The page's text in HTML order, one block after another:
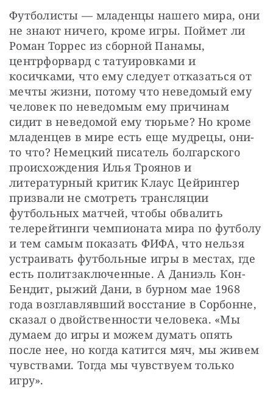
Футболисты — младенцы нашего мира, они
не знают ничего, кроме игры. Поймет ли
Роман Торрес из сборной Панамы,
центрфорвард с татуировками и
косичками, что ему следует отказаться от
мечты жизни, потому что неведомый ему
человек по неведомым ему причинам
сидит в неведомой ему тюрьме? Но кроме
младенцев в мире есть еще мудрецы, они-
то что? Немецкий писатель болгарского
происхождения Илья Троянов и
литературный критик Клаус Цейрингер
призвали не смотреть трансляции
футбольных матчей, чтобы обвалить
телерейтинги чемпионата мира по футболу
и тем самым показать ФИФА, что нельзя
устраивать футбольные игры в местах, где
есть политзаключенные. А Даниэль Кон-
Бендит, рыжий Дани, в бурном мае 1968
года возглавлявший восстание в Сорбонне,
сказал о двойственности человека. «Мы
думаем до игры и можем думать опять
после нее, но когда катится мяч, мы живем
чувствами. Тогда мы чувствуем только
игру».